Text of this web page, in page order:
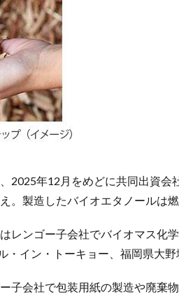
2025年12月をめどに共同出資
。製造したバイオエタノールは燃
レンゴー子会社でバイオマス化
・イン・トーキョー、福岡県大野
子会社で包装用紙の製造や廃棄